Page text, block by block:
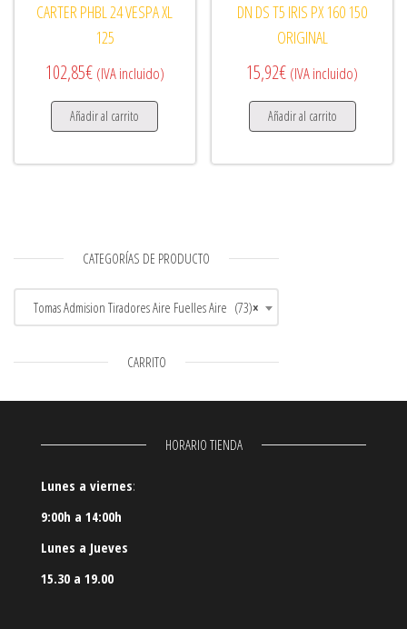
CARTER PHBL 24 VESPA XL
125
102,85€ (IVA incluido)
Añadir al carrito
DN DS T5 IRIS PX 160 150
ORIGINAL
15,92€ (IVA incluido)
Añadir al carrito
CATEGORÍAS DE PRODUCTO
×
Tomas Admision Tiradores Aire Fuelles Aire (73)
CARRITO
HORARIO TIENDA
Lunes a viernes:
9:00h a 14:00h
Lunes a Jueves
15.30 a 19.00